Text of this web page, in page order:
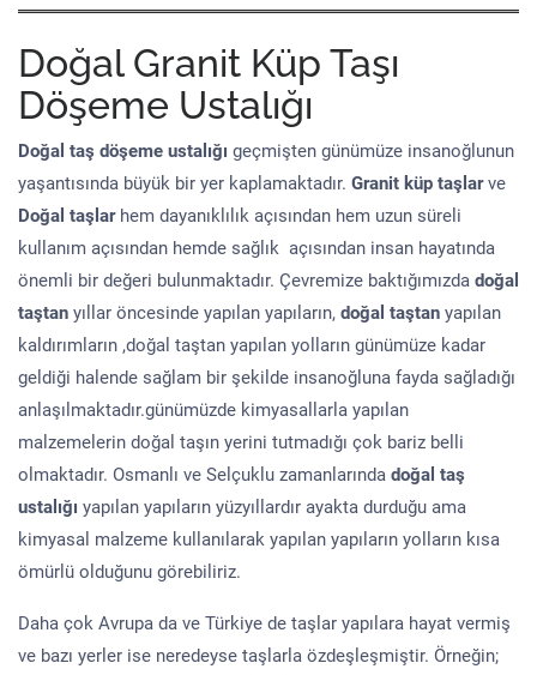
Doğal Granit Küp Taşı
Döşeme Ustalığı
Doğal taş döşeme ustalığı geçmişten günümüze insanoğlunun
yaşantısında büyük bir yer kaplamaktadır. Granit küp taşlarve
Doğal taşlar hem dayanıklılık açısından hem uzun süreli
kullanım açısından hemde sağlık açısından insan hayatında
önemli bir değeri bulunmaktadır. Çevremize baktığımızda doğal
taştan yıllar öncesinde yapılan yapıların, doğal taştan yapılan
kaldırımların ,doğal taştan yapılan yolların günümüze kadar
geldiği halende sağlam bir şekilde insanoğluna fayda sağladığı
anlaşılmaktadır.günümüzde kimyasallarla yapılan
malzemelerin doğal taşın yerini tutmadığı çok bariz belli
olmaktadır. Osmanlı ve Selçuklu zamanlarında doğal taş
ustalığı yapılan yapıların yüzyıllardır ayakta durduğu ama
kimyasal malzeme kullanılarak yapılan yapıların yolların kısa
ömürlü olduğunu görebiliriz.
Daha çok Avrupa da ve Türkiye de taşlar yapılara hayat vermiş
ve bazı yerler ise neredeyse taşlarla özdeşleşmiştir. Örneğin;